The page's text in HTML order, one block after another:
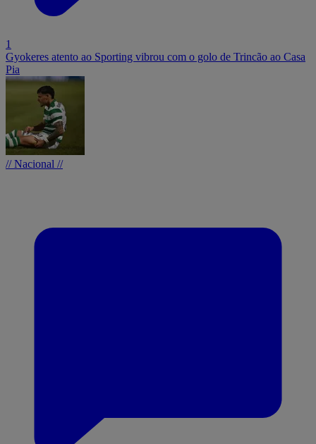
1
Gyokeres atento ao Sporting vibrou com o golo de Trincão ao Casa
Pia
// Nacional //